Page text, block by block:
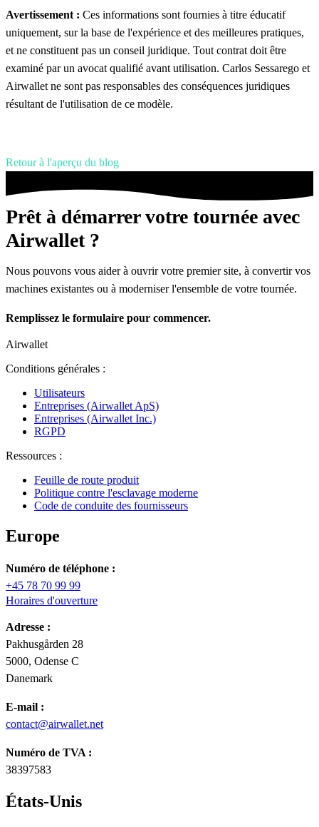
Avertissement : Ces informations sont fournies à titre éducatif
uniquement, sur la base de l'expérience et des meilleures pratiques,
et ne constituent pas un conseil juridique. Tout contrat doit être
examiné par un avocat qualifié avant utilisation. Carlos Sessarego et
Airwallet ne sont pas responsables des conséquences juridiques
résultant de l'utilisation de ce modèle.
Retour à l'aperçu du blog
Prêt à démarrer votre tournée avec
Airwallet ?
Nous pouvons vous aider à ouvrir votre premier site, à convertir vos
machines existantes ou à moderniser l'ensemble de votre tournée.
Remplissez le formulaire pour commencer.
Airwallet
Conditions générales :
Utilisateurs
Entreprises (Airwallet ApS)
Entreprises (Airwallet Inc.)
RGPD
Ressources :
Feuille de route produit
Politique contre l'esclavage moderne
Code de conduite des fournisseurs
Europe
Numéro de téléphone :
+45 78 70 99 99
Horaires d'ouverture
Adresse :
Pakhusgården 28
5000, Odense C
Danemark
E-mail :
contact@airwallet.net
Numéro de TVA :
38397583
États-Unis